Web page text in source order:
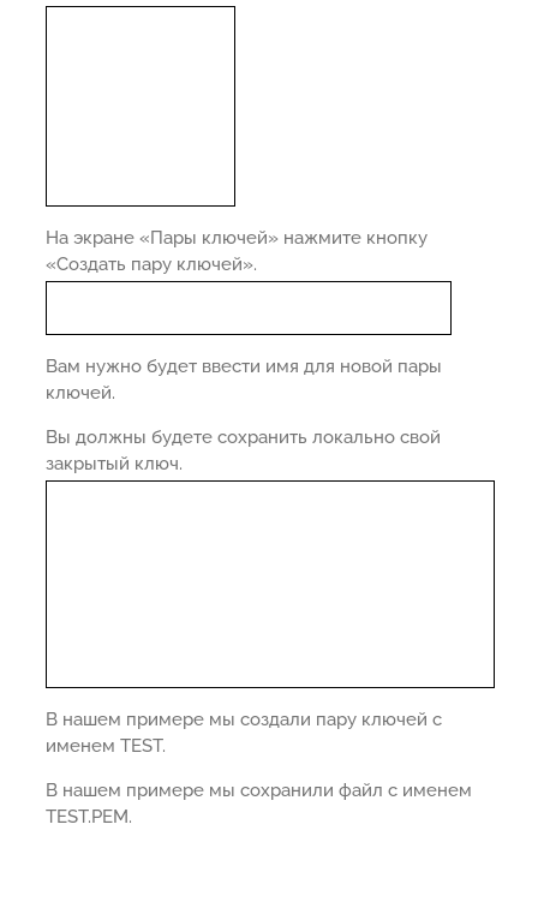
На экране «Пары ключей» нажмите кнопку
«Создать пару ключей».
Вам нужно будет ввести имя для новой пары
ключей.
Вы должны будете сохранить локально свой
закрытый ключ.
В нашем примере мы создали пару ключей с
именем TEST.
В нашем примере мы сохранили файл с именем
TEST.PEM.